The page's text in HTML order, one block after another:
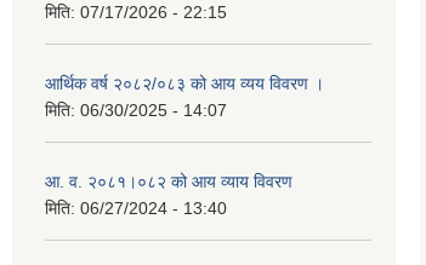
मिति: 07/17/2026 - 22:15
आर्थिक वर्ष २०८२/०८३ को आय व्यय विवरण ।
मिति: 06/30/2025 - 14:07
आ. व. २०८१।०८२ को आय व्याय विवरण
मिति: 06/27/2024 - 13:40